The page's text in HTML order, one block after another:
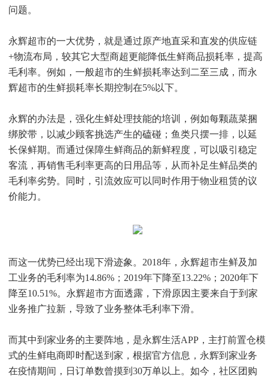
问题。
永辉超市的一大优势，就是通过原产地直采和直发的供应链
+物流布局，较其它大型商超更能降低生鲜商品损耗率，提高
毛利率。例如，一般超市的生鲜损耗率达到二至三成，而永
辉超市的生鲜损耗率长期控制在5%以下。
永辉的办法是，强化生鲜处理技能的培训，例如每颗蔬菜捆
绑胶带，以减少顾客挑选产生的磕碰；鱼类只摆一排，以延
长保鲜期。而通过保障生鲜商品的新鲜程度，可以吸引稳定
客流，再销售毛利率更高的日用品等，从而补足生鲜品类的
毛利率劣势。同时，引流效应可以同时作用于物业租赁的议
价能力。
而这一优势已经出现下滑迹象。2018年，永辉超市生鲜及加
工业务的毛利率为14.86%；2019年下降至13.22%；2020年下
降至10.51%。永辉超市方面透露，下滑原因主要来自于到家
业务推广拉新，导致了业务整体毛利率下滑。
而其中到家业务的主要阵地，是永辉生活APP，主打前置仓模
式的生鲜电商即时配送到家，根据官方信息，永辉到家业务
在疫情期间，日订单数曾摸到30万单以上。如今，社区团购